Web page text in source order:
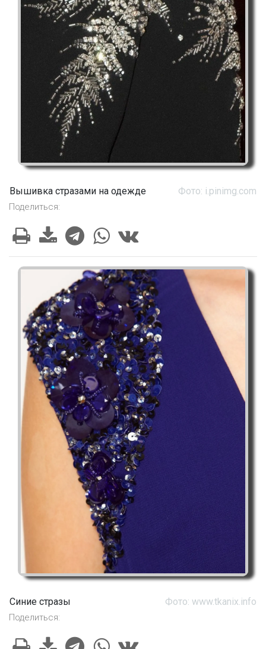
Вышивка стразами на одежде Фото: i.pinimg.com
Поделиться:
Синие стразы Фото: www.tkanix.info
Поделиться: